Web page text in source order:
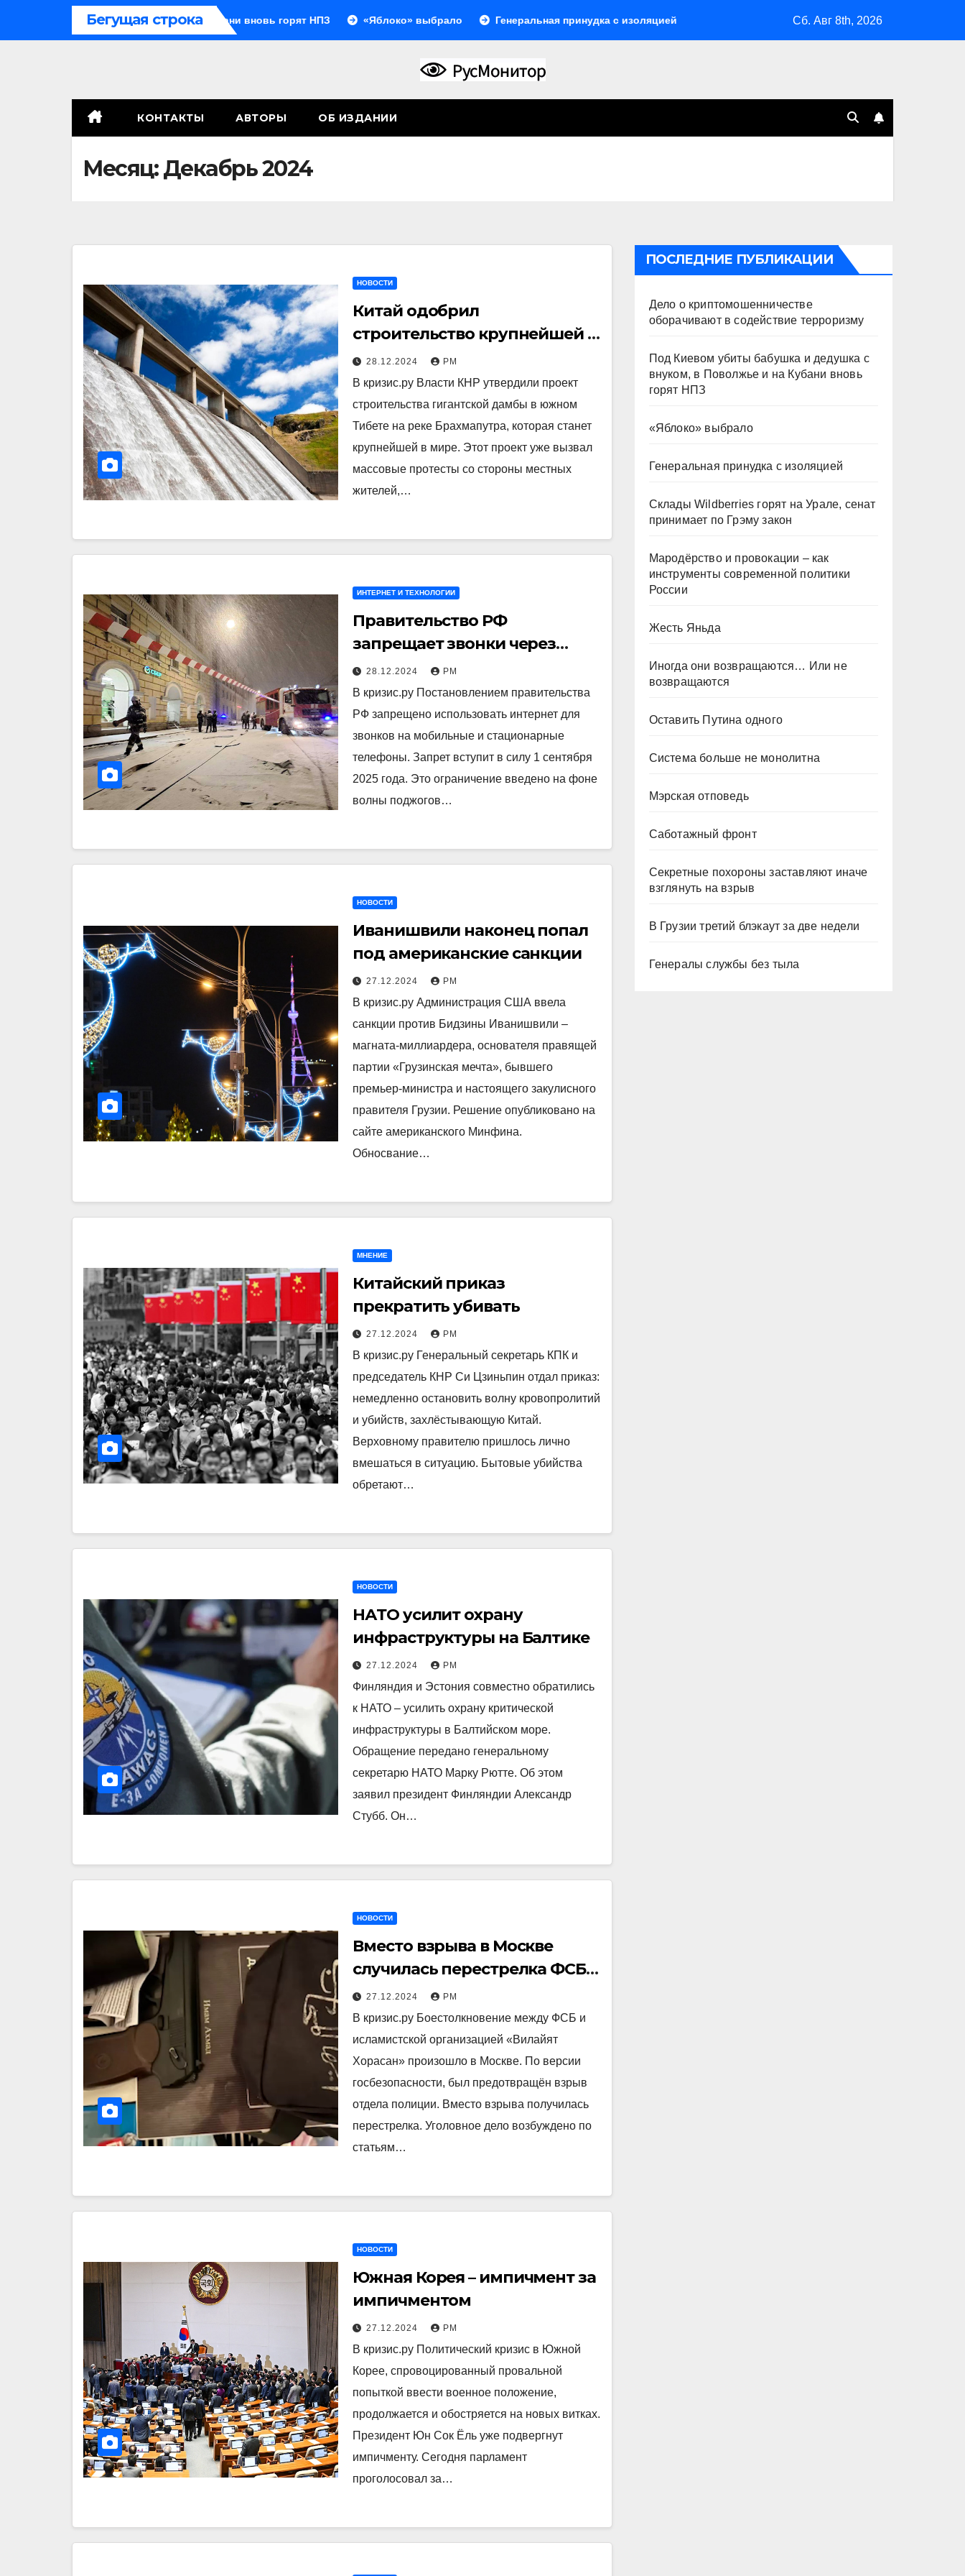
Бегущая строка
внуком, в Поволжье и на Кубани вновь горят НПЗ «Яблоко» выбрало Генеральная принудка с изоляцией Склады Wildberries горят на Урале, сенат принимает по Грэму
Сб. Авг 8th, 2026
КОНТАКТЫ АВТОРЫ ОБ ИЗДАНИИ
Месяц:Декабрь 2024
НОВОСТИ
Китай одобрил
строительство крупнейшей в
мире дамбы в южном Тибете
28.12.2024 РМ
В кризис.ру Власти КНР утвердили проект
строительства гигантской дамбы в южном
Тибете на реке Брахмапутра, которая станет
крупнейшей в мире. Этот проект уже вызвал
массовые протесты со стороны местных
жителей,…
ИНТЕРНЕТ И ТЕХНОЛОГИИ
Правительство РФ
запрещает звонки через
интернет для борьбы с
поджогами
28.12.2024 РМ
В кризис.ру Постановлением правительства
РФ запрещено использовать интернет для
звонков на мобильные и стационарные
телефоны. Запрет вступит в силу 1 сентября
2025 года. Это ограничение введено на фоне
волны поджогов…
НОВОСТИ
Иванишвили наконец попал
под американские санкции
27.12.2024 РМ
В кризис.ру Администрация США ввела
санкции против Бидзины Иванишвили –
магната-миллиардера, основателя правящей
партии «Грузинская мечта», бывшего
премьер-министра и настоящего закулисного
правителя Грузии. Решение опубликовано на
сайте американского Минфина.
Обносвание…
МНЕНИЕ
Китайский приказ
прекратить убивать
27.12.2024 РМ
В кризис.ру Генеральный секретарь КПК и
председатель КНР Си Цзиньпин отдал приказ:
немедленно остановить волну кровопролитий
и убийств, захлёстывающую Китай.
Верховному правителю пришлось лично
вмешаться в ситуацию. Бытовые убийства
обретают…
НОВОСТИ
НАТО усилит охрану
инфраструктуры на Балтике
27.12.2024 РМ
Финляндия и Эстония совместно обратились
к НАТО – усилить охрану критической
инфраструктуры в Балтийском море.
Обращение передано генеральному
секретарю НАТО Марку Рютте. Об этом
заявил президент Финляндии Александр
Стубб. Он…
НОВОСТИ
Вместо взрыва в Москве
случилась перестрелка ФСБ с
«Вилайятом Хорасан»
27.12.2024 РМ
В кризис.ру Боестолкновение между ФСБ и
исламистской организацией «Вилайят
Хорасан» произошло в Москве. По версии
госбезопасности, был предотвращён взрыв
отдела полиции. Вместо взрыва получилась
перестрелка. Уголовное дело возбуждено по
статьям…
НОВОСТИ
Южная Корея – импичмент за
импичментом
27.12.2024 РМ
В кризис.ру Политический кризис в Южной
Корее, спровоцированный провальной
попыткой ввести военное положение,
продолжается и обостряется на новых витках.
Президент Юн Сок Ёль уже подвергнут
импичменту. Сегодня парламент
проголосовал за…
ПОСЛЕДНИЕ ПУБЛИКАЦИИ
Дело о криптомошенничестве
оборачивают в содействие терроризму
Под Киевом убиты бабушка и дедушка с
внуком, в Поволжье и на Кубани вновь
горят НПЗ
«Яблоко» выбрало
Генеральная принудка с изоляцией
Склады Wildberries горят на Урале, сенат
принимает по Грэму закон
Мародёрство и провокации – как
инструменты современной политики
России
Жесть Яньда
Иногда они возвращаются… Или не
возвращаются
Оставить Путина одного
Система больше не монолитна
Мэрская отповедь
Саботажный фронт
Секретные похороны заставляют иначе
взглянуть на взрыв
В Грузии третий блэкаут за две недели
Генералы службы без тыла